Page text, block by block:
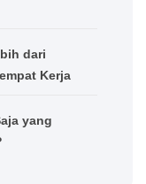
dari
Kerja
yang